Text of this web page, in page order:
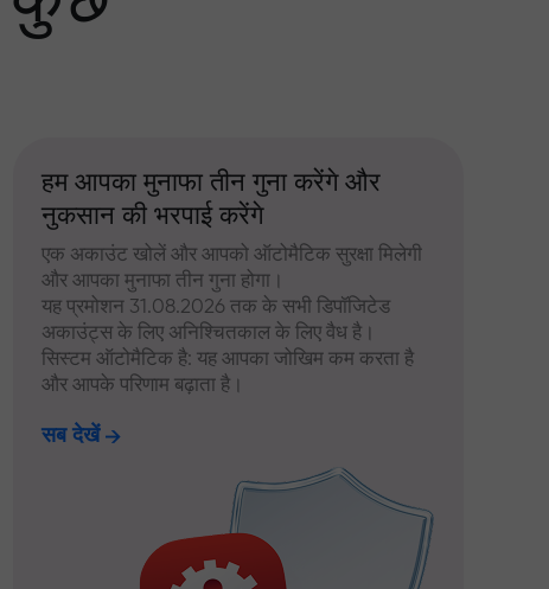
हम आपका मुनाफा तीन गुना करेंगे और
नुकसान की भरपाई करेंगे
एक अकाउंट खोलें और आपको ऑटोमैटिक सुरक्षा मिलेगी
और आपका मुनाफा तीन गुना होगा।
यह प्रमोशन 31.08.2026 तक के सभी डिपॉजिटेड
अकाउंट्स के लिए अनिश्चितकाल के लिए वैध है।
सिस्टम ऑटोमैटिक है: यह आपका जोखिम कम करता है
और आपके परिणाम बढ़ाता है।
सब देखें